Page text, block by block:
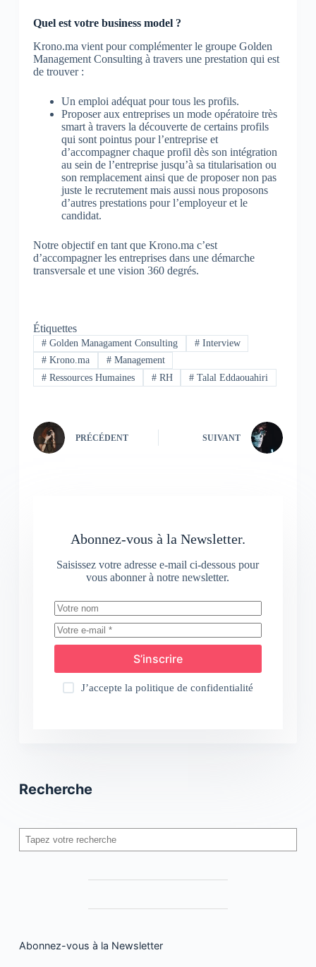
Quel est votre business model ?
Krono.ma vient pour complémenter le groupe Golden
Management Consulting à travers une prestation qui est
de trouver :
Un emploi adéquat pour tous les profils.
Proposer aux entreprises un mode opératoire très
smart à travers la découverte de certains profils
qui sont pointus pour l’entreprise et
d’accompagner chaque profil dès son intégration
au sein de l’entreprise jusqu’à sa titularisation ou
son remplacement ainsi que de proposer non pas
juste le recrutement mais aussi nous proposons
d’autres prestations pour l’employeur et le
candidat.
Notre objectif en tant que Krono.ma c’est
d’accompagner les entreprises dans une démarche
transversale et une vision 360 degrés.
Étiquettes
#Golden Managament Consulting #Interview
#Krono.ma #Management
#Ressources Humaines #RH # Talal Eddaouahiri
PRÉCÉDENT SUIVANT
Abonnez-vous à la Newsletter.
Saisissez votre adresse e-mail ci-dessous pour
vous abonner à notre newsletter.
S’inscrire
J’accepte la politique de confidentialité
Recherche
Rechercher
Abonnez-vous à la Newsletter